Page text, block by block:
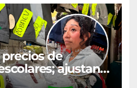
de
ajustan